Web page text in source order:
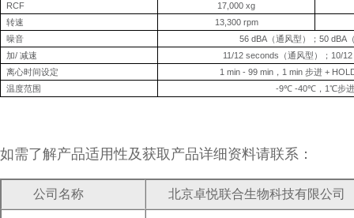
RCF
17,000 xg
转速
13,300 rpm
噪音
56 dBA （通风型）； 50 dBA
加/ 减速 11/12 seconds （通风型）； 10/12
离心时间设定
1 min - 99 min， 1 min 步进 +
温度范围
-9℃ -40℃， 1℃步进
如需了解产品适用性及获取产品详细资料请联系：
公司名称 北京卓悦联合生物科技有限公司